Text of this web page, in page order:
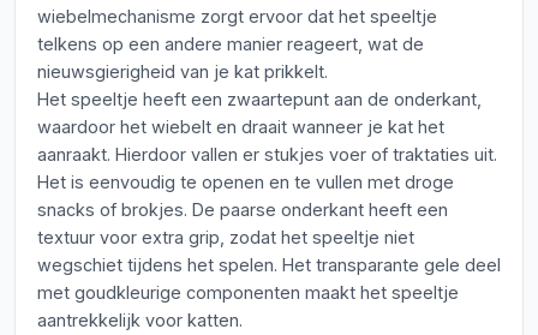
wiebelmechanisme zorgt ervoor dat het speeltje
telkens op een andere manier reageert, wat de
nieuwsgierigheid van je kat prikkelt.
Het speeltje heeft een zwaartepunt aan de onderkant,
waardoor het wiebelt en draait wanneer je kat het
aanraakt. Hierdoor vallen er stukjes voer of traktaties uit.
Het is eenvoudig te openen en te vullen met droge
snacks of brokjes. De paarse onderkant heeft een
textuur voor extra grip, zodat het speeltje niet
wegschiet tijdens het spelen. Het transparante gele deel
met goudkleurige componenten maakt het speeltje
aantrekkelijk voor katten.